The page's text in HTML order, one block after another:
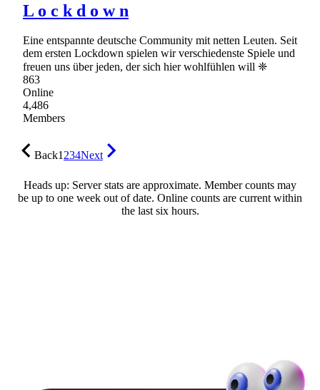
L o c k d o w n
Eine entspannte deutsche Community mit netten Leuten. Seit
dem ersten Lockdown spielen wir verschiedenste Spiele und
freuen uns über jeden, der sich hier wohlfühlen will ❈
863
Online
4,486
Members
Back1234Next
Heads up: Server stats are approximate. Member counts may
be up to one week out of date. Online counts are current within
the last six hours.